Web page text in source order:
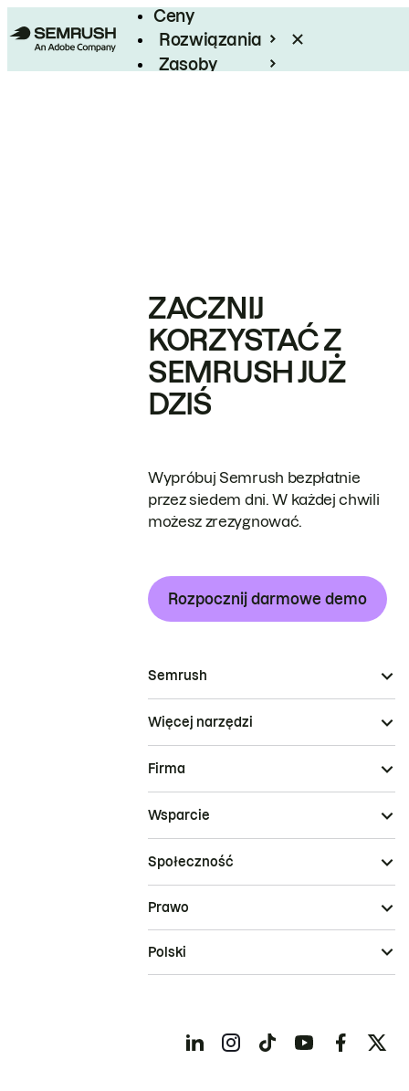
Ceny
Rozwiązania
Zasoby
ZACZNIJ
KORZYSTAĆ Z
SEMRUSH JUŻ
DZIŚ
Wypróbuj Semrush bezpłatnie
przez siedem dni. W każdej chwili
możesz zrezygnować.
Rozpocznij darmowe demo
Semrush
Więcej narzędzi
Firma
Wsparcie
Społeczność
Prawo
Polski